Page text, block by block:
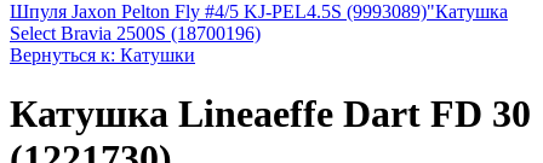
Шпуля Jaxon Pelton Fly #4/5 KJ-PEL4.5S (9993089)"Катушка
Select Bravia 2500S (18700196)
Вернуться к: Катушки
Катушка Lineaeffe Dart FD 30